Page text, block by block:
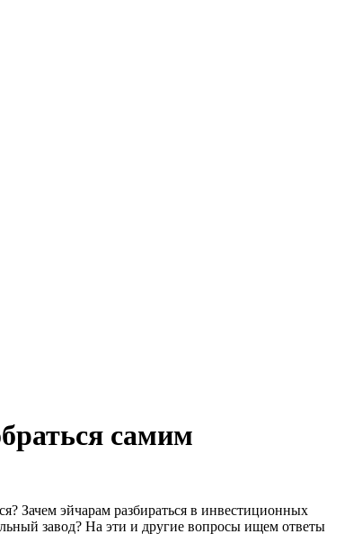
самим
Зачем эйчарам разбираться в инвестиционных
завод? На эти и другие вопросы ищем ответы